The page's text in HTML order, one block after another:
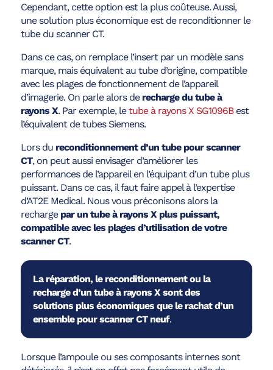
Cependant, cette option est la plus coûteuse. Aussi,
une solution plus économique est de reconditionner le
tube du scanner CT.
Dans ce cas, on remplace l’insert par un modèle sans
marque, mais équivalent au tube d’origine, compatible
avec les plages de fonctionnement de l’appareil
d’imagerie. On parle alors de recharge du tube à
rayons X. Par exemple, letube à rayons X SG1096Best
l’équivalent de tubes Siemens.
Lors du reconditionnement d’un tube pour scanner
CT, on peut aussi envisager d’améliorer les
performances de l’appareil en l’équipant d’un tube plus
puissant. Dans ce cas, il faut faire appel à l’expertise
d’AT2E Medical. Nous vous préconisons alors la
recharge par un tube à rayons X plus puissant,
compatible avec les plages d’utilisation de votre
scanner CT.
La réparation, le reconditionnement ou la
recharge d’un tube à rayons X sont des
solutions plus économiques que le rachat d’un
ensemble pour scanner CT neuf.
Lorsque l’ampoule ou ses composants internes sont